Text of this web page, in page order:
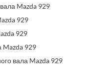
Mazda 929
929
929
Mazda 929
вала Mazda 929